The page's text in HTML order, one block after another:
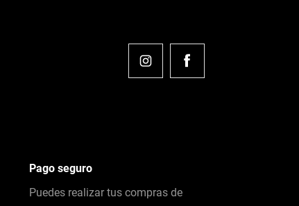
Pago seguro
Puedes realizar tus compras de